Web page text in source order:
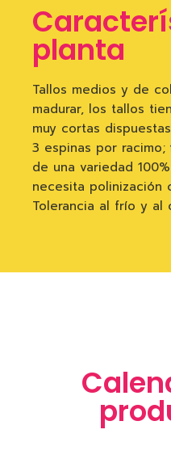
planta
Tallos medios y de
madurar, los tallos
muy cortas
3 espinas por
de una variedad
necesita polinización
Tolerancia al frío y al